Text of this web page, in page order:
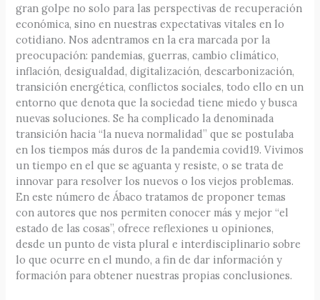
gran golpe no solo para las perspectivas de recuperación
económica, sino en nuestras expectativas vitales en lo
cotidiano. Nos adentramos en la era marcada por la
preocupación: pandemias, guerras, cambio climático,
inflación, desigualdad, digitalización, descarbonización,
transición energética, conflictos sociales, todo ello en un
entorno que denota que la sociedad tiene miedo y busca
nuevas soluciones. Se ha complicado la denominada
transición hacia “la nueva normalidad” que se postulaba
en los tiempos más duros de la pandemia covid19. Vivimos
un tiempo en el que se aguanta y resiste, o se trata de
innovar para resolver los nuevos o los viejos problemas.
En este número de Ábaco tratamos de proponer temas
con autores que nos permiten conocer más y mejor “el
estado de las cosas”, ofrece reflexiones u opiniones,
desde un punto de vista plural e interdisciplinario sobre
lo que ocurre en el mundo, a fin de dar información y
formación para obtener nuestras propias conclusiones.